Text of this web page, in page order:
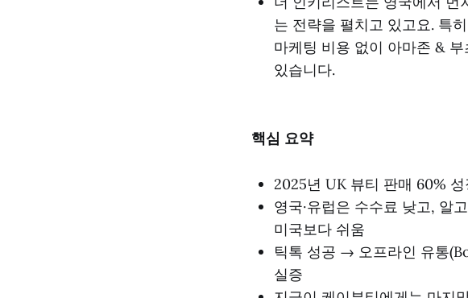
는 전략을 펼치고 있고요. 특
마케팅 비용 없이 아마존 &
있습니다.
핵심 요약
2025년 UK 뷰티 판매 60%
영국·유럽은 수수료 낮고, 알
미국보다 쉬움
틱톡 성공 → 오프라인 유통
실증